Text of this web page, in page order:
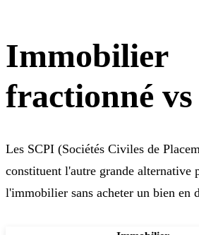
Immobilier
fractionné
Les SCPI (Sociétés Civiles de
constituent l'autre grande alternative
l'immobilier sans acheter un bien en